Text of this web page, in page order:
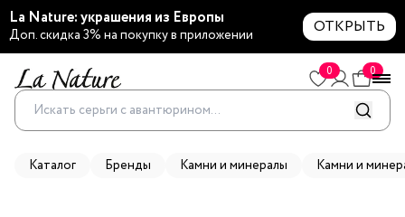
La Nature: украшения из Европы
Доп. скидка 3% на покупку в приложении ОТКРЫТЬ
0 0
Каталог Бренды Камни и минералы Камни и